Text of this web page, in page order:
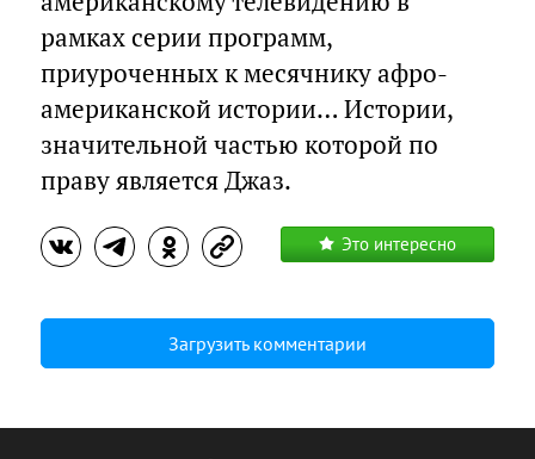
рамках серии программ,
приуроченных к месячнику афро-
американской истории… Истории,
значительной частью которой по
праву является Джаз.
Это интересно
Загрузить комментарии